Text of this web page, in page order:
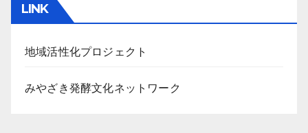
LINK
地域活性化プロジェクト
みやざき発酵文化ネットワーク